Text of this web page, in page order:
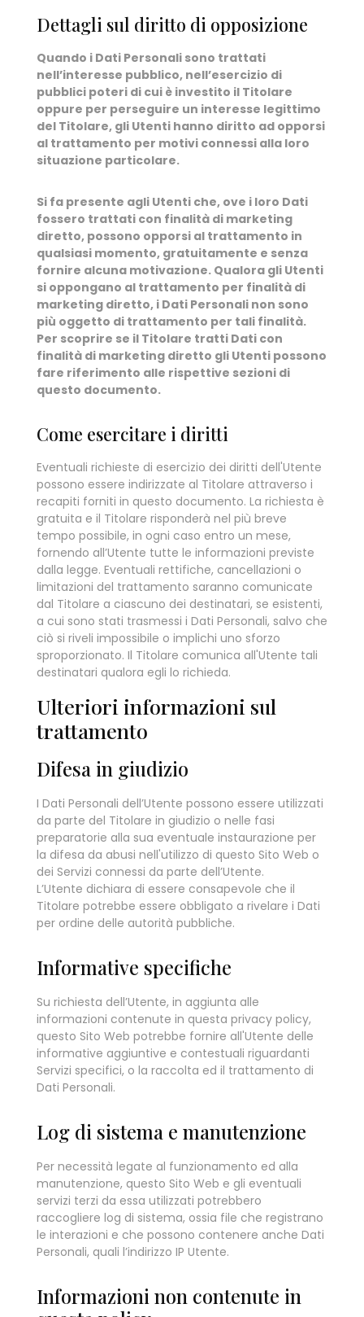
Dettagli sul diritto di opposizione
Quando i Dati Personali sono trattati
nell’interesse pubblico, nell’esercizio di
pubblici poteri di cui è investito il Titolare
oppure per perseguire un interesse legittimo
del Titolare, gli Utenti hanno diritto ad opporsi
al trattamento per motivi connessi alla loro
situazione particolare.
Si fa presente agli Utenti che, ove i loro Dati
fossero trattati con finalità di marketing
diretto, possono opporsi al trattamento in
qualsiasi momento, gratuitamente e senza
fornire alcuna motivazione. Qualora gli Utenti
si oppongano al trattamento per finalità di
marketing diretto, i Dati Personali non sono
più oggetto di trattamento per tali finalità.
Per scoprire se il Titolare tratti Dati con
finalità di marketing diretto gli Utenti possono
fare riferimento alle rispettive sezioni di
questo documento.
Come esercitare i diritti
Eventuali richieste di esercizio dei diritti dell'Utente
possono essere indirizzate al Titolare attraverso i
recapiti forniti in questo documento. La richiesta è
gratuita e il Titolare risponderà nel più breve
tempo possibile, in ogni caso entro un mese,
fornendo all’Utente tutte le informazioni previste
dalla legge. Eventuali rettifiche, cancellazioni o
limitazioni del trattamento saranno comunicate
dal Titolare a ciascuno dei destinatari, se esistenti,
a cui sono stati trasmessi i Dati Personali, salvo che
ciò si riveli impossibile o implichi uno sforzo
sproporzionato. Il Titolare comunica all'Utente tali
destinatari qualora egli lo richieda.
Ulteriori informazioni sul
trattamento
Difesa in giudizio
I Dati Personali dell’Utente possono essere utilizzati
da parte del Titolare in giudizio o nelle fasi
preparatorie alla sua eventuale instaurazione per
la difesa da abusi nell'utilizzo di questo Sito Web o
dei Servizi connessi da parte dell’Utente.
L’Utente dichiara di essere consapevole che il
Titolare potrebbe essere obbligato a rivelare i Dati
per ordine delle autorità pubbliche.
Informative specifiche
Su richiesta dell’Utente, in aggiunta alle
informazioni contenute in questa privacy policy,
questo Sito Web potrebbe fornire all'Utente delle
informative aggiuntive e contestuali riguardanti
Servizi specifici, o la raccolta ed il trattamento di
Dati Personali.
Log di sistema e manutenzione
Per necessità legate al funzionamento ed alla
manutenzione, questo Sito Web e gli eventuali
servizi terzi da essa utilizzati potrebbero
raccogliere log di sistema, ossia file che registrano
le interazioni e che possono contenere anche Dati
Personali, quali l’indirizzo IP Utente.
Informazioni non contenute in